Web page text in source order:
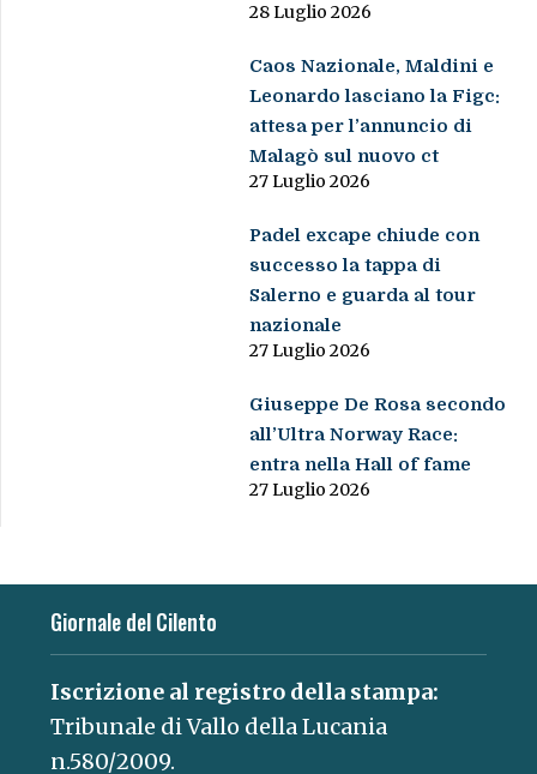
28 Luglio 2026
Caos Nazionale, Maldini e
Leonardo lasciano la Figc:
attesa per l’annuncio di
Malagò sul nuovo ct
27 Luglio 2026
Padel excape chiude con
successo la tappa di
Salerno e guarda al tour
nazionale
27 Luglio 2026
Giuseppe De Rosa secondo
all’Ultra Norway Race:
entra nella Hall of fame
27 Luglio 2026
Giornale del Cilento
Iscrizione al registro della stampa:
Tribunale di Vallo della Lucania
n.580/2009.